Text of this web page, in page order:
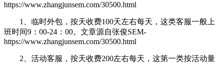
https://www.zhangjunsem.com/30500.html
1、临时外包，按天收费100天左右每天，这类客服一般上
班时间9：00-24：00。 文章源自张俊SEM-
https://www.zhangjunsem.com/30500.html
2、活动客服，按天收费200左右每天，这第一类按活动量